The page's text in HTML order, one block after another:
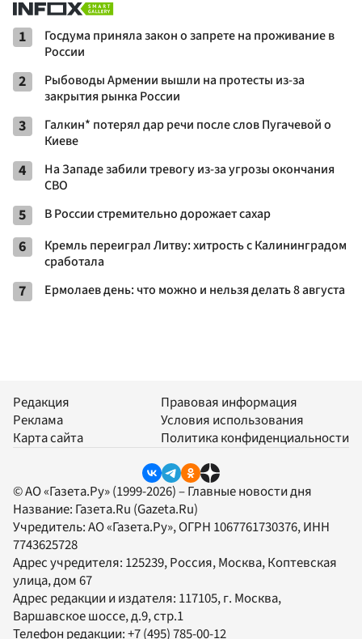
1
Госдума приняла закон о запрете на проживание в
России
2
Рыбоводы Армении вышли на протесты из-за
закрытия рынка России
3
Галкин* потерял дар речи после слов Пугачевой о
Киеве
4
На Западе забили тревогу из-за угрозы окончания
СВО
5 В России стремительно дорожает сахар
6
Кремль переиграл Литву: хитрость с Калининградом
сработала
7 Ермолаев день: что можно и нельзя делать 8 августа
Редакция
Реклама
Карта сайта
Правовая информация
Условия использования
Политика конфиденциальности
© АО «Газета.Ру» (1999-2026) – Главные новости дня
Название: Газета.Ru (Gazeta.Ru)
Учредитель:АО «Газета.Ру», ОГРН 1067761730376, ИНН
7743625728
Адрес учредителя: 125239, Россия, Москва, Коптевская
улица, дом 67
Адрес редакции и издателя: 117105, г. Москва,
Варшавское шоссе, д.9, стр.1
Телефон редакции:+7 (495) 785-00-12